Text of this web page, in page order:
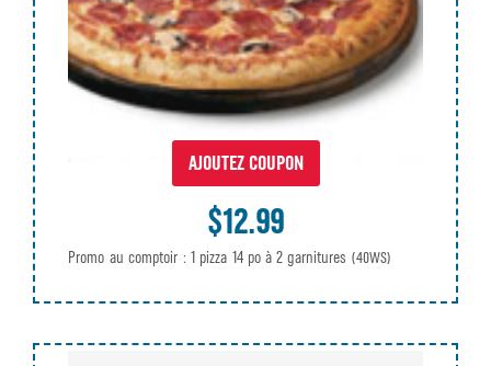
AJOUTEZ COUPON
$12.99
Promo au comptoir : 1 pizza 14 po à 2 garnitures (40WS)